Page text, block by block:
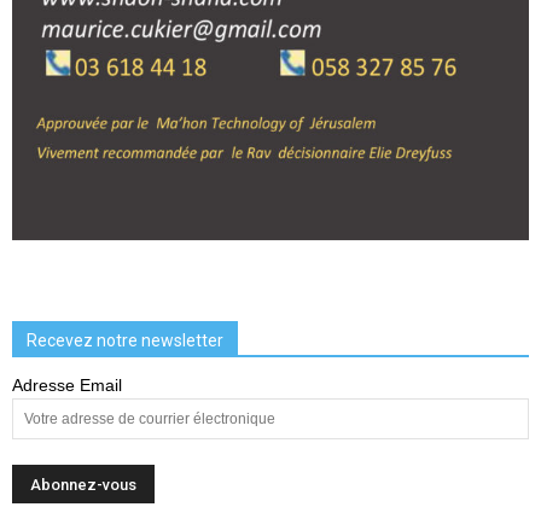
Recevez notre newsletter
Adresse Email